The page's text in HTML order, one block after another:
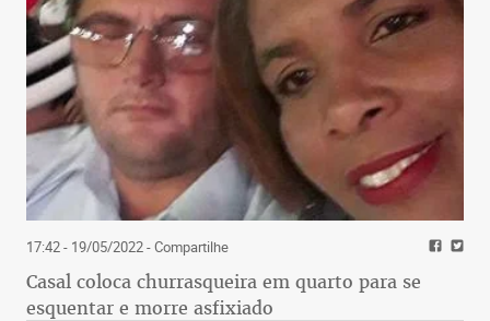
17:42 - 19/05/2022- Compartilhe
Casal coloca churrasqueira em quarto para se
esquentar e morre asfixiado